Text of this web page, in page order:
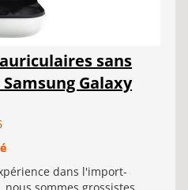
sans
Galaxy
dans l'import-